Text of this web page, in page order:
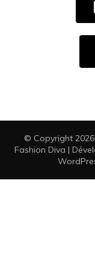
© Copyright 2026
Fashion Diva |